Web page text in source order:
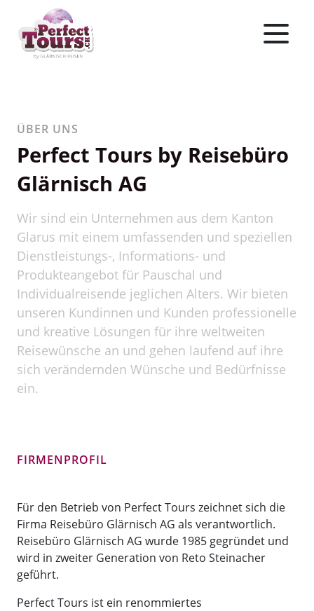
ÜBER UNS
Perfect Tours by Reisebüro
Glärnisch AG
Wir sind ein Unternehmen aus dem Kanton
Glarus mit einem umfassenden und speziellen
Dienstleistungs-, Informations- und
Produkteangebot für Pauschal und
Individualreisende jeglichen Alters. Wir bieten
unseren Kundinnen und Kunden professionelle
und kreative Lösungen für ihre weltweiten
Reisewünsche an und gehen laufend auf ihre
sich verändernden Wünsche und Bedürfnisse
ein.
FIRMENPROFIL
Für den Betrieb von Perfect Tours zeichnet sich die
Firma Reisebüro Glärnisch AG als verantwortlich.
Reisebüro Glärnisch AG wurde 1985 gegründet und
wird in zweiter Generation von Reto Steinacher
geführt.
Perfect Tours ist ein renommiertes